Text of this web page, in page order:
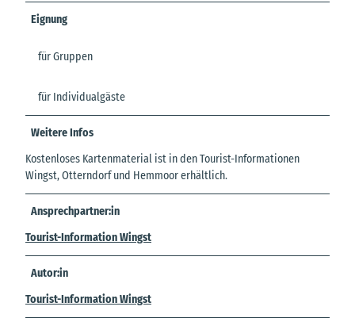
Eignung
für Gruppen
für Individualgäste
Weitere Infos
Kostenloses Kartenmaterial ist in den Tourist-Informationen
Wingst, Otterndorf und Hemmoor erhältlich.
Ansprechpartner:in
Tourist-Information Wingst
Autor:in
Tourist-Information Wingst